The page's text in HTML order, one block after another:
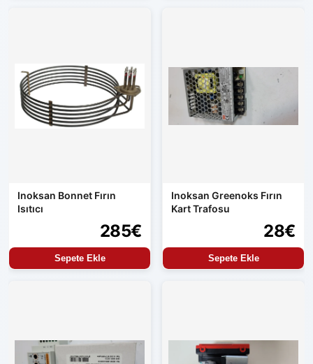
Inoksan Bonnet Fırın
Isıtıcı
285€
Sepete Ekle
Inoksan Greenoks Fırın
Kart Trafosu
28€
Sepete Ekle